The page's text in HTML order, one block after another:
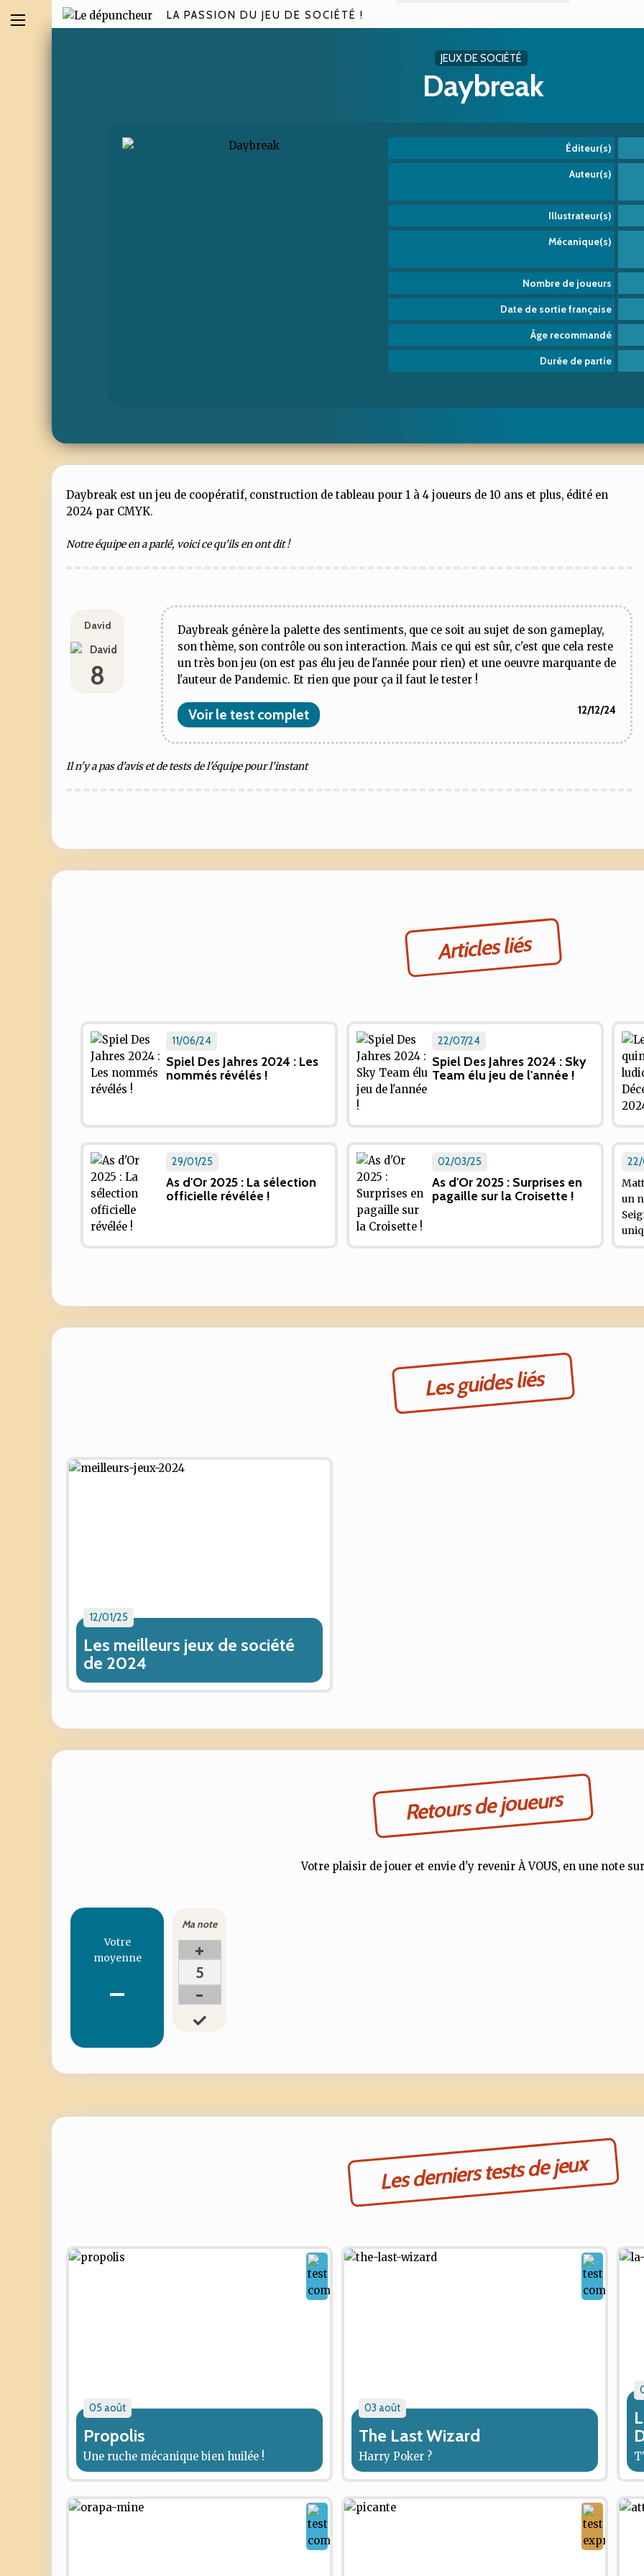
LA PASSION DU JEU DE SOCIÉTÉ !
JEUX DE SOCIÉTÉ
Daybreak
Éditeur(s)
Auteur(s)
Illustrateur(s)
Mécanique(s)
Nombre de joueurs
Date de sortie française
Âge recommandé
Durée de partie
Daybreak est un jeu de coopératif, construction de tableau pour 1 à 4 joueurs de 10 ans et plus, édité en
2024 par CMYK.
Notre équipe en a parlé, voici ce qu'ils en ont dit !
David
8
Daybreak génère la palette des sentiments, que ce soit au sujet de son gameplay,
son thème, son contrôle ou son interaction. Mais ce qui est sûr, c'est que cela reste
un très bon jeu (on est pas élu jeu de l'année pour rien) et une oeuvre marquante de
l'auteur de Pandemic. Et rien que pour ça il faut le tester !
Voir le test complet 12/12/24
Il n'y a pas d'avis et de tests de l'équipe pour l'instant
Articles liés
11/06/24
Spiel Des Jahres 2024 : Les
nommés révélés !
22/07/24
Spiel Des Jahres 2024 : Sky
Team élu jeu de l'année !
29/01/25
As d'Or 2025 : La sélection
officielle révélée !
02/03/25
As d'Or 2025 : Surprises en
pagaille sur la Croisette !
un
Les guides liés
12/01/25
Les meilleurs jeux de société
de 2024
Retours de joueurs
Votre plaisir de jouer et envie d'y revenir À VOUS, en une note
Votre
moyenne
-
Ma note
+
5
-
Les derniers tests de jeux
05 août
Propolis
Une ruche mécanique bien huilée !
03 août
The Last Wizard
Harry Poker ?